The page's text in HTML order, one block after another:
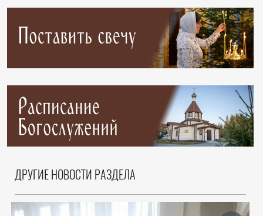
ДРУГИЕ НОВОСТИ РАЗДЕЛА